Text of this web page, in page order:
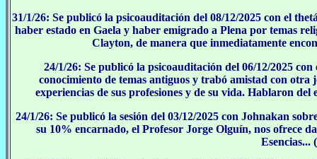
31/1/26: Se publicó la psicoauditación del 08/12/2025 con el
haber estado en Gaela y haber emigrado a Plena por temas
Clayton, de manera que inmediatamente
24/1/26: Se publicó la psicoauditación del 06/12/2025
conocimiento de temas antiguos y trabó amistad con
experiencias de sus profesiones y de su vida. Hablaron del
24/1/26: Se publicó la sesión del 03/12/2025 con Johnakan
su 10% encarnado, el Profesor Jorge Olguín, nos ofrece
Esencias... (